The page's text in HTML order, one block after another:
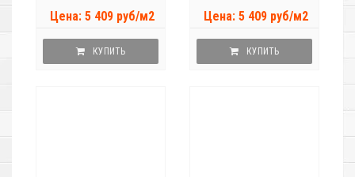
Цена: 5 409 руб/м2
КУПИТЬ
Цена: 5 409 руб/м2
КУПИТЬ